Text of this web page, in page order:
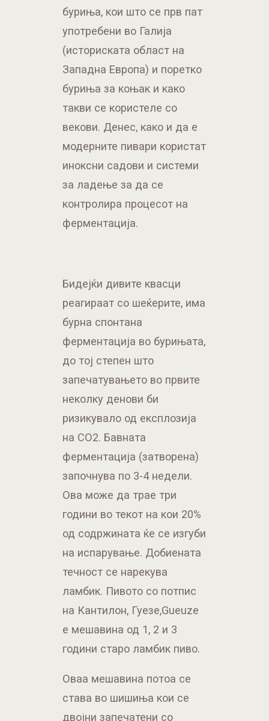
буриња, кои што се прв пат
употребени во Галија
(историската област на
Западна Европа) и поретко
буриња за коњак и како
такви се користеле со
векови. Денес, како и да е
модерните пивари користат
иноксни садови и системи
за ладење за да се
контролира процесот на
ферментација.
Бидејќи дивите квасци
реагираат со шеќерите, има
бурна спонтана
ферментација во бурињата,
до тој степен што
запечатувањето во првите
неколку денови би
ризикувало од експлозија
на СО2. Бавната
ферментација (затворена)
започнува по 3-4 недели.
Ова може да трае три
години во текот на кои 20%
од содржината ќе се изгуби
на испарување. Добиената
течност се нарекува
ламбик. Пивото со потпис
на Кантилон, Гуезе,Gueuze
е мешавина од 1, 2 и 3
години старо ламбик пиво.
Оваа мешавина потоа се
става во шишиња кои се
двојни запечатени со